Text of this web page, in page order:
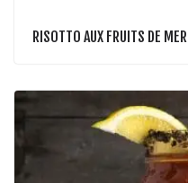
RISOTTO AUX FRUITS DE MER